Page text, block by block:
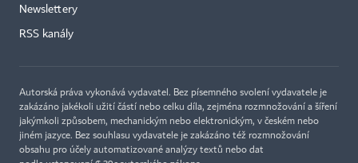
Newslettery
RSS kanály
Autorská práva vykonává vydavatel. Bez písemného svolení vydavatele je
zakázáno jakékoli užití částí nebo celku díla, zejména rozmnožování a šíření
jakýmkoli způsobem, mechanickým nebo elektronickým, v českém nebo
jiném jazyce. Bez souhlasu vydavatele je zakázáno též rozmnožování
obsahu pro účely automatizované analýzy textů nebo dat